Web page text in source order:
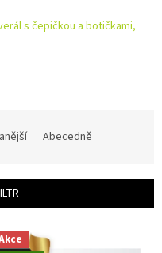
s čepičkou a botičkami,
Abecedně